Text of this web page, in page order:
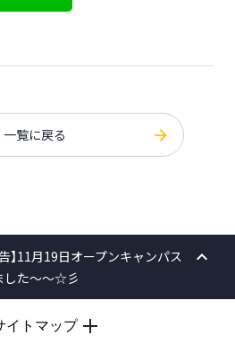
一覧に戻る
】11月19日オープンキャンパス
した～～☆彡
イトマップ